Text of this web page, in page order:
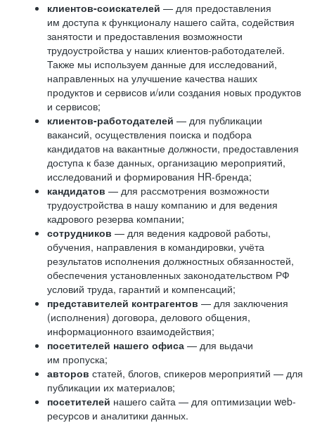
клиентов-соискателей — для предоставления
им доступа к функционалу нашего сайта, содействия
занятости и предоставления возможности
трудоустройства у наших клиентов-работодателей.
Также мы используем данные для исследований,
направленных на улучшение качества наших
продуктов и сервисов и/или создания новых продуктов
и сервисов;
клиентов-работодателей — для публикации
вакансий, осуществления поиска и подбора
кандидатов на вакантные должности, предоставления
доступа к базе данных, организацию мероприятий,
исследований и формирования HR-бренда;
кандидатов — для рассмотрения возможности
трудоустройства в нашу компанию и для ведения
кадрового резерва компании;
сотрудников — для ведения кадровой работы,
обучения, направления в командировки, учёта
результатов исполнения должностных обязанностей,
обеспечения установленных законодательством РФ
условий труда, гарантий и компенсаций;
представителей контрагентов — для заключения
(исполнения) договора, делового общения,
информационного взаимодействия;
посетителей нашего офиса — для выдачи
им пропуска;
авторов статей, блогов, спикеров мероприятий — для
публикации их материалов;
посетителей нашего сайта — для оптимизации web-
ресурсов и аналитики данных.